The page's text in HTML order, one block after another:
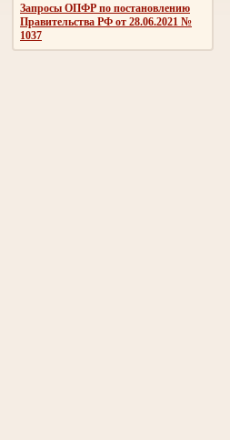
Запросы ОПФР по постановлению
Правительства РФ от 28.06.2021 №
1037